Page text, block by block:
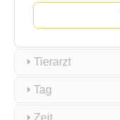
Tierarzt
Tag
Zeit